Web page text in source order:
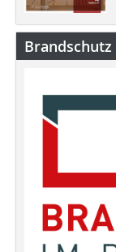
Brandschutz